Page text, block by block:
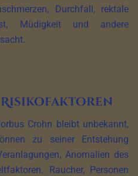
Durchfall, rektale
Müdigkeit und andere
Risikofaktoren
Crohn bleibt unbekannt,
zu seiner Entstehung
Anomalien des
Raucher, Personen